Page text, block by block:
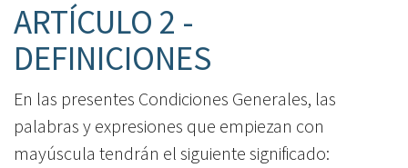
ARTÍCULO 2 -
DEFINICIONES
En las presentes Condiciones Generales, las
palabras y expresiones que empiezan con
mayúscula tendrán el siguiente significado: